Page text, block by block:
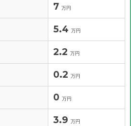
7 万円
5.4 万円
2.2 万円
0.2 万円
0 万円
3.9 万円